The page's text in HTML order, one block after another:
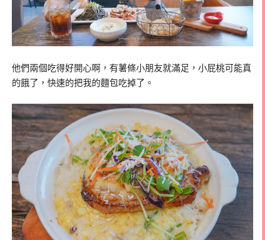
他們兩個吃得好開心啊，有薯條小朋友就滿足，小屁桃可能真
的餓了，快速的把我的麵包吃掉了。